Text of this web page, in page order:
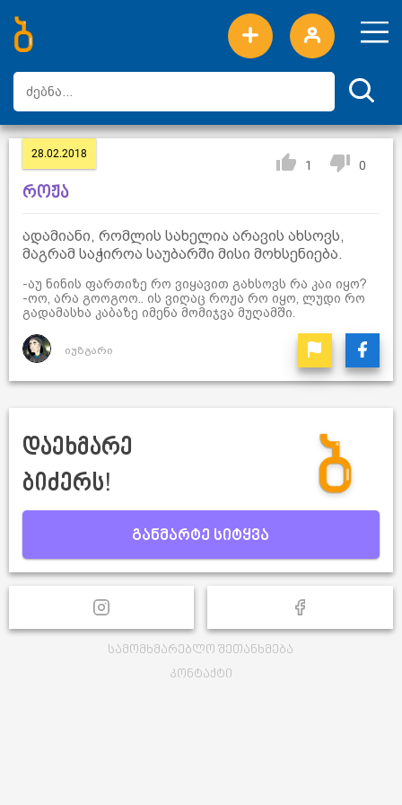
ახალი სიტყვები
ტოპ სიტყვები
დღის ტოპ სიტყვები
ტოპ მომხმარებლები
28.02.2018
1 0
როჟა
ადამიანი, რომლის სახელია არავის ახსოვს,
მაგრამ საჭიროა საუბარში მისი მოხსენიება.
-აუ ნინის ფართიზე რო ვიყავით გახსოვს რა კაი იყო?
-ოო, არა გოოგოო.. ის ვიღაც როჟა რო იყო, ლუდი რო
გადამასხა კაბაზე იმენა მომიჯვა მუღამში.
იუზგარი
დაეხმარე
ბიძერს!
განმარტე სიტყვა
სამომხმარებლო შეთანხმება
კონტაქტი